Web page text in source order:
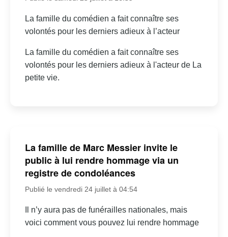
La famille du comédien a fait connaître ses
volontés pour les derniers adieux à l’acteur
La famille du comédien a fait connaître ses
volontés pour les derniers adieux à l'acteur de La
petite vie.
La famille de Marc Messier invite le
public à lui rendre hommage via un
registre de condoléances
Publié le vendredi 24 juillet à 04:54
Il n’y aura pas de funérailles nationales, mais
voici comment vous pouvez lui rendre hommage